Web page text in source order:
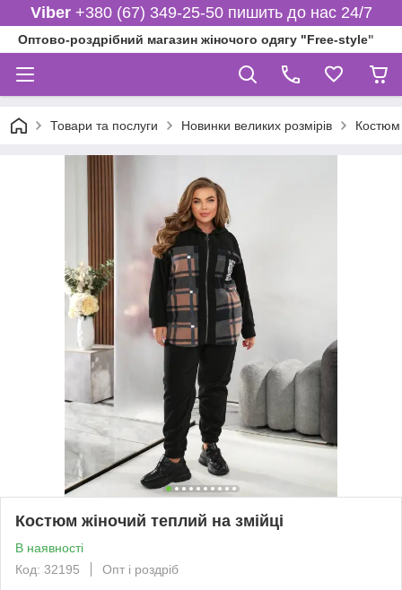
Viber+380 (67) 349-25-50 пишить до нас 24/7
Оптово-роздрібний магазин жіночого одягу "Free-style"
Товари та послуги Новинки великих розмірів Костюм
Костюм жіночий теплий на змійці
В наявності
Код: 32195
Опт і роздріб